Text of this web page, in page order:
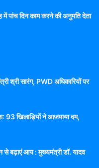
में पांच दिन काम करने की अनुमति देता
श्री सारंग, PWD अधिकारियों पर
93 खिलाड़ियों ने आजमाया दम,
से बढ़ाएं आय : मुख्यमंत्री डॉ. यादव